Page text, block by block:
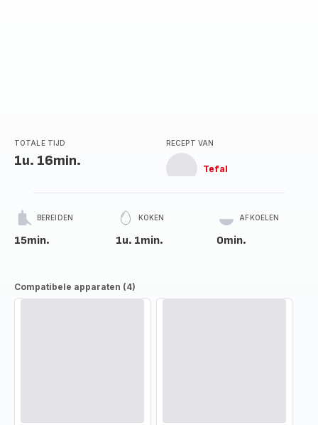
TOTALE TIJD
1u. 16min.
RECEPT VAN
Tefal
BEREIDEN
15min.
KOKEN
1u. 1min.
AFKOELEN
0min.
Compatibele apparaten (4)